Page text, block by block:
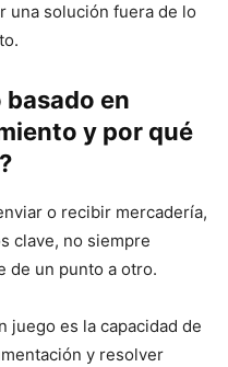
una solución fuera de lo
basado en
y por qué
o recibir mercadería,
clave, no siempre
de un punto a otro.
juego es la capacidad de
y resolver